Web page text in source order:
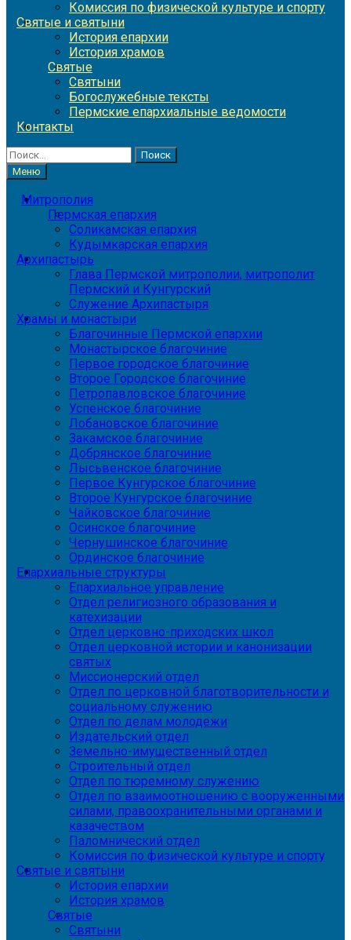
Комиссия по физической культуре и спорту
Святые и святыни
История епархии
История храмов
Святые
Святыни
Богослужебные тексты
Пермские епархиальные ведомости
Контакты
Найти:
Меню
Митрополия
Пермская епархия
Соликамская епархия
Кудымкарская епархия
Архипастырь
Глава Пермской митрополии, митрополит
Пермский и Кунгурский
Служение Архипастыря
Храмы и монастыри
Благочинные Пермской епархии
Монастырское благочиние
Первое городское благочиние
Второе Городское благочиние
Петропавловское благочиние
Успенское благочиние
Лобановское благочиние
Закамское благочиние
Добрянское благочиние
Лысьвенское благочиние
Первое Кунгурское благочиние
Второе Кунгурское благочиние
Чайковское благочиние
Осинское благочиние
Чернушинское благочиние
Ординское благочиние
Епархиальные структуры
Епархиальное управление
Отдел религиозного образования и
катехизации
Отдел церковно-приходских школ
Отдел церковной истории и канонизации
святых
Миссионерский отдел
Отдел по церковной благотворительности и
социальному служению
Отдел по делам молодежи
Издательский отдел
Земельно-имущественный отдел
Строительный отдел
Отдел по тюремному служению
Отдел по взаимоотношению с вооруженными
силами, правоохранительными органами и
казачеством
Паломнический отдел
Комиссия по физической культуре и спорту
Святые и святыни
История епархии
История храмов
Святые
Святыни